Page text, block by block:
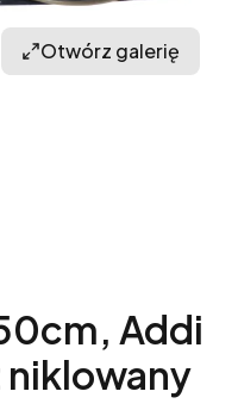
Otwórz galerię
Addi
niklowany